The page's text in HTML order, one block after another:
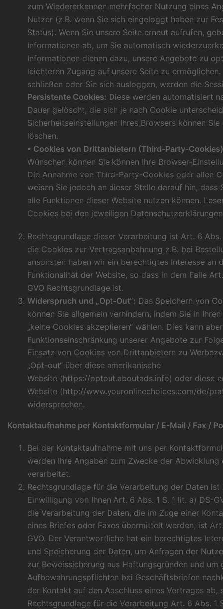
zum Wiedererkennen mehrfacher Nutzung eines
Nutzer (z.B. wenn Sie sich eingeloggt haben zur
Status). Wenn Sie unsere Seite erneut aufrufen,
Informationen ab, um Sie automatisch
Informationen dienen dazu, unsere Angebote zu
leichteren Zugang auf unsere Seite zu
schließen oder Sie sich ausloggen, werden die
Persistente Cookies: Diese werden automatisiert
Dauer gelöscht, die sich je nach Cookie
Sicherheitseinstellungen Ihres Browsers können
löschen.
• Cookies von Drittanbietern (Third-Party-
Wünschen können Sie können Ihre Browser-
Die Annahme von Third-Party-Cookies oder allen
weisen Sie jedoch an dieser Stelle darauf hin, dass
alle Funktionen dieser Website nutzen können.
Cookies bei den jeweiligen
Rechtsgrundlage dieser Verarbeitung ist Art. 6 Abs.
die Cookies zur Vertragsanbahnung z.B. bei
ansonsten haben wir ein berechtigtes Interesse an
Funktionalität der Website, so dass in dem Falle
GVO Rechtsgrundlage ist.
Widerspruch und „Opt-Out“: Das Speichern von
können Sie allgemein verhindern, indem Sie in
„keine Cookies akzeptieren“ wählen. Dies kann
Funktionseinschränkung unserer Angebote zur
Einsatz von Cookies von Drittanbietern zu
„Opt-out“ über diese amerikanische
Website (https://optout.aboutads.info) oder diese
Website (http://www.youronlinechoices.com/de/
widersprechen.
Kontaktaufnahme per Kontaktformular / E-Mail / Fax /
Bei der Kontaktaufnahme mit uns per
werden Ihre Angaben zum Zwecke der Abwicklung
verarbeitet.
Rechtsgrundlage für die Verarbeitung der Daten ist
Einwilligung von Ihnen Art. 6 Abs. 1 S. 1 lit. a) DS-
die Verarbeitung der Daten, die im Zuge einer
eines Briefes oder Faxes übermittelt werden, ist
GVO. Der Verantwortliche hat ein berechtigtes
und Speicherung der Daten, um Anfragen der
zur Beweissicherung aus Haftungsgründen und um
Aufbewahrungspflichten bei Geschäftsbriefen
der Kontakt auf den Abschluss eines Vertrages ab,
Rechtsgrundlage für die Verarbeitung Art. 6 Abs. 1